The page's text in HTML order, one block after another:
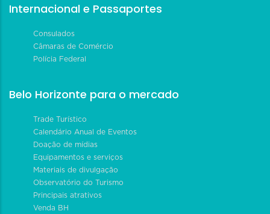
Internacional e Passaportes
Consulados
Câmaras de Comércio
Polícia Federal
Belo Horizonte para o mercado
Trade Turístico
Calendário Anual de Eventos
Doação de mídias
Equipamentos e serviços
Materiais de divulgação
Observatório do Turismo
Principais atrativos
Venda BH